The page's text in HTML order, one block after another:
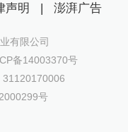
声明 | 澎湃广告
有限公司
备14003370号
31120170006
号